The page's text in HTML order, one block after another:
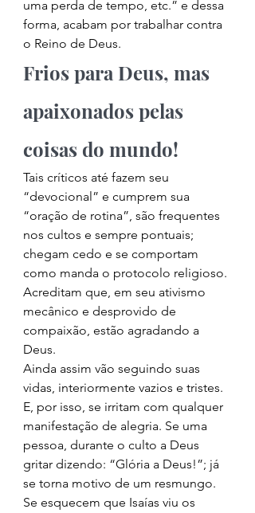
uma perda de tempo, etc.” e dessa
forma, acabam por trabalhar contra
o Reino de Deus.
Frios para Deus, mas
apaixonados pelas
coisas do mundo!
Tais críticos até fazem seu
“devocional” e cumprem sua
“oração de rotina”, são frequentes
nos cultos e sempre pontuais;
chegam cedo e se comportam
como manda o protocolo religioso.
Acreditam que, em seu ativismo
mecânico e desprovido de
compaixão, estão agradando a
Deus.
Ainda assim vão seguindo suas
vidas, interiormente vazios e tristes.
E, por isso, se irritam com qualquer
manifestação de alegria. Se uma
pessoa, durante o culto a Deus
gritar dizendo: “Glória a Deus!”; já
se torna motivo de um resmungo.
Se esquecem que Isaías viu os